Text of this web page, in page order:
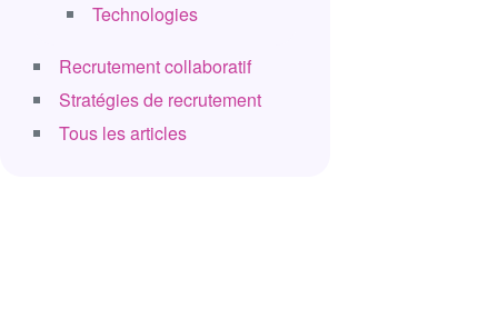
Technologies
Recrutement collaboratif
Stratégies de recrutement
Tous les articles